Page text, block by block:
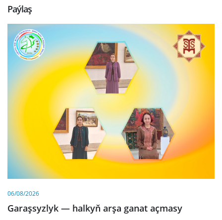
Paýlaş
06/08/2026
Garaşsyzlyk — halkyň arşa ganat açmasy